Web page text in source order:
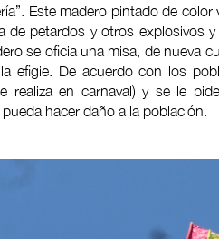
Este madero pintado de
de petardos y otros explosivos
se oficia una misa, de nueva
efigie. De acuerdo con los
realiza en carnaval) y se le
hacer daño a la población.